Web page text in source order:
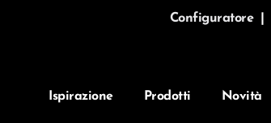
Configuratore
Ispirazione Prodotti Novità